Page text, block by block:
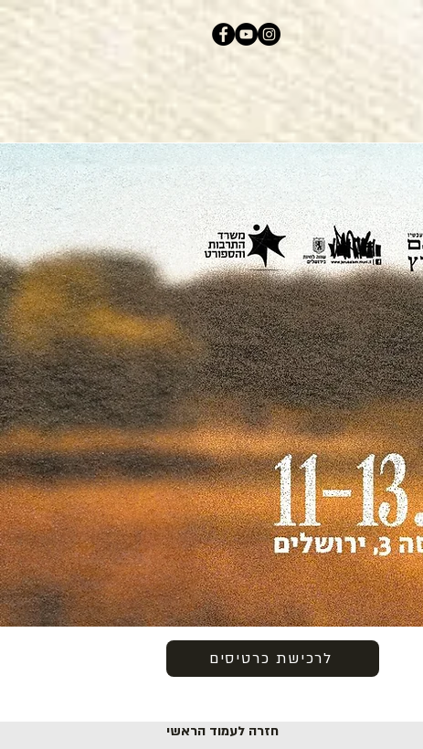
לרכישת כרטיסים
חזרה לעמוד הראשי